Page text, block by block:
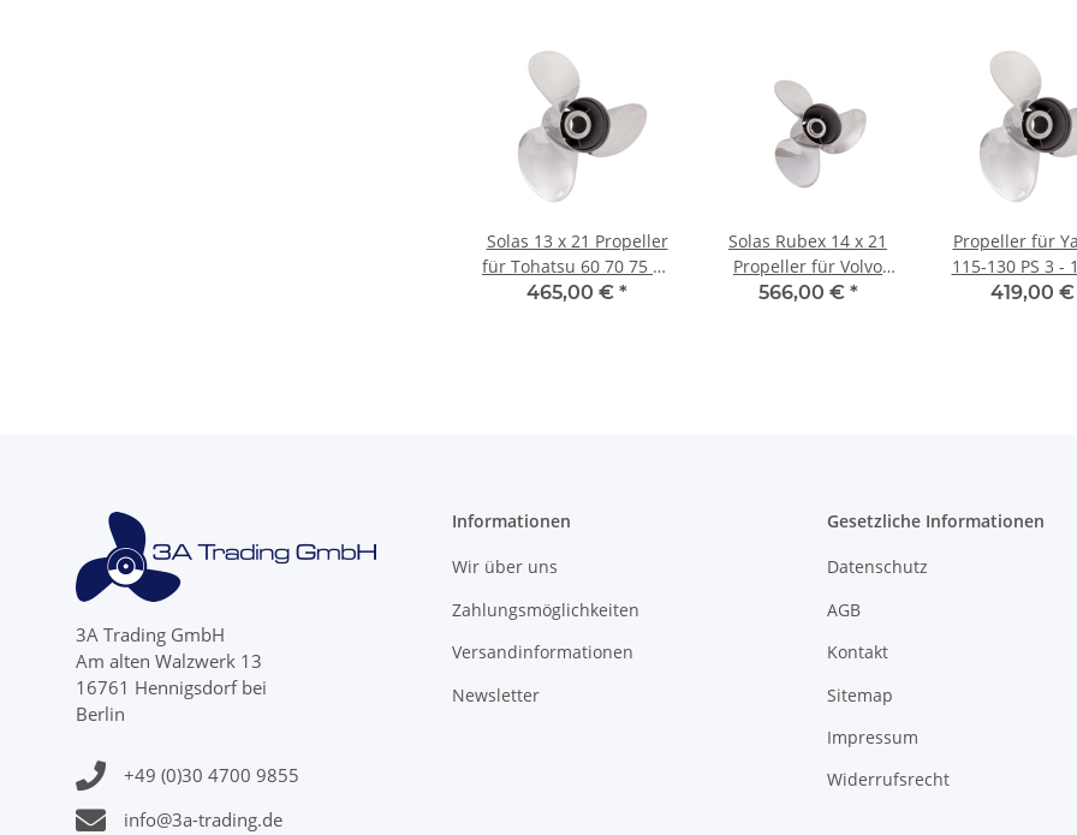
Solas 13 x 21 Propeller
für Tohatsu 60 70 75 90
115 120 140 PS
465,00 € *
Solas Rubex 14 x 21
Propeller für Volvo
Penta SX 3 Blatt 19
566,00 € *
Propeller für
115-130 PS 3 -
mit 15
419,00
3A Trading GmbH
Am alten Walzwerk 13
16761 Hennigsdorf bei
Berlin
+49 (0)30 4700 9855
info@3a-trading.de
Informationen
Wir über uns
Zahlungsmöglichkeiten
Versandinformationen
Newsletter
Gesetzliche Informationen
Datenschutz
AGB
Kontakt
Sitemap
Impressum
Widerrufsrecht